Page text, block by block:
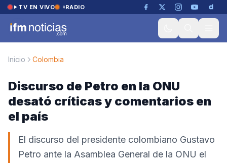
Saltar al contenido
TV EN VIVO RADIO
Inicio Colombia
Discurso de Petro en la ONU
desató críticas y comentarios en
el país
El discurso del presidente colombiano Gustavo
Petro ante la Asamblea General de la ONU el